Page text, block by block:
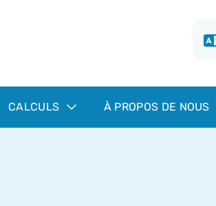
CALCULS À PROPOS DE NOUS